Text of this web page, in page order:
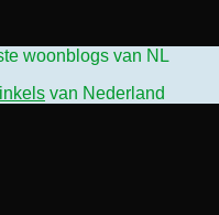
woonblogs van NL
van Nederland